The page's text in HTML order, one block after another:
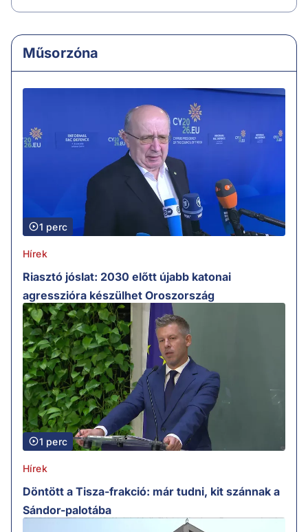
Műsorzóna
1 perc
Hírek
Riasztó jóslat: 2030 előtt újabb katonai
agresszióra készülhet Oroszország
1 perc
Hírek
Döntött a Tisza-frakció: már tudni, kit szánnak a
Sándor-palotába